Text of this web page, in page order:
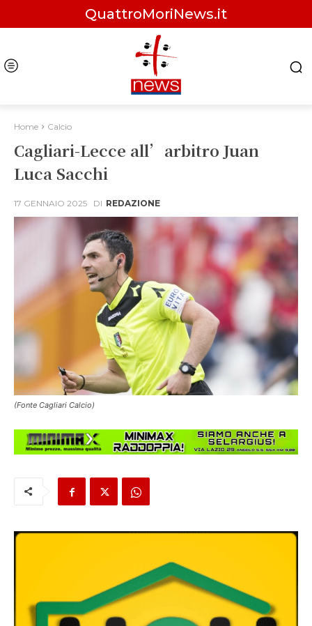
QuattroMoriNews.it
Home Calcio
Cagliari-Lecce all’arbitro Juan
Luca Sacchi
17 GENNAIO 2025 DI REDAZIONE
(Fonte Cagliari Calcio)